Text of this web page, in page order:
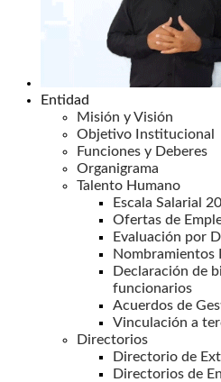
Entidad
Misión y Visión
Objetivo Institucional
Funciones y Deberes
Organigrama
Talento Humano
Escala Salarial
Ofertas de
Evaluación por
Nombramientos
Declaración de
funcionarios
Acuerdos de
Vinculación a
Directorios
Directorio de
Directorios de